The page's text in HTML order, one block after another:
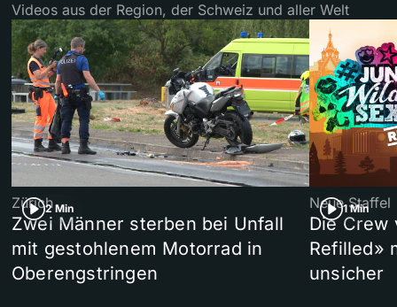
Videos aus der Region, der Schweiz und aller Welt
2 Min
Zürich
Zwei Männer sterben bei Unfall
mit gestohlenem Motorrad in
Oberengstringen
1 Min
Neue Staffel
Die Crew
Refilled»
unsicher